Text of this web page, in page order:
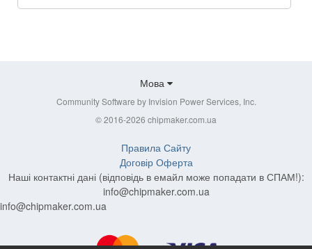
Мова
Community Software by Invision Power Services, Inc.
© 2016-2026 chipmaker.com.ua
Правила Сайту
Договір Оферта
Наші контактні дані (відповідь в емайл може попадати в СПАМ!):
info@chipmaker.com.ua
info@chipmaker.com.ua